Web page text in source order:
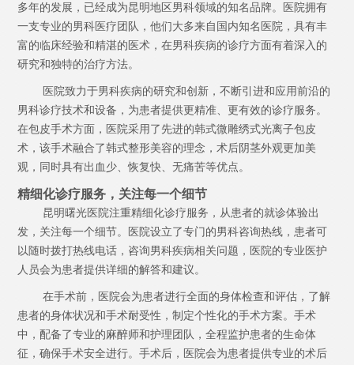
多年的发展，已经成为昆明地区男科领域的知名品牌。医院拥有
一支专业的男科医疗团队，他们大多来自国内知名医院，具有丰
富的临床经验和精湛的医术，在男科疾病的诊疗方面有着深入的
研究和独特的治疗方法。
医院致力于男科疾病的研究和创新，不断引进和应用前沿的
男科诊疗技术和设备，为患者提供更精准、更有效的诊疗服务。
在包皮手术方面，医院采用了先进的韩式微雕绣式光离子包皮
术，该手术融合了韩式整形美容的理念，术后阴茎外观更加美
观，同时具有出血少、恢复快、无痛苦等优点。
精细化诊疗服务，关注每一个细节
昆明曙光医院注重精细化诊疗服务，从患者的就诊体验出
发，关注每一个细节。医院设立了专门的男科咨询热线，患者可
以随时拨打热线电话，咨询男科疾病相关问题，医院的专业医护
人员会为患者提供详细的解答和建议。
在手术前，医院会为患者进行全面的身体检查和评估，了解
患者的身体状况和手术耐受性，制定个性化的手术方案。手术
中，配备了专业的麻醉师和护理团队，全程监护患者的生命体
征，确保手术安全进行。手术后，医院会为患者提供专业的术后